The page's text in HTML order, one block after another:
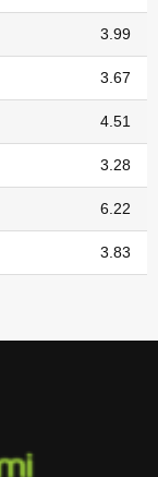
3.99
3.67
4.51
3.28
6.22
3.83